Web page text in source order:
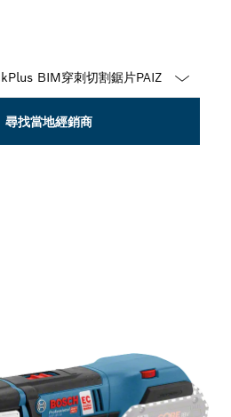
尋找當地經銷商